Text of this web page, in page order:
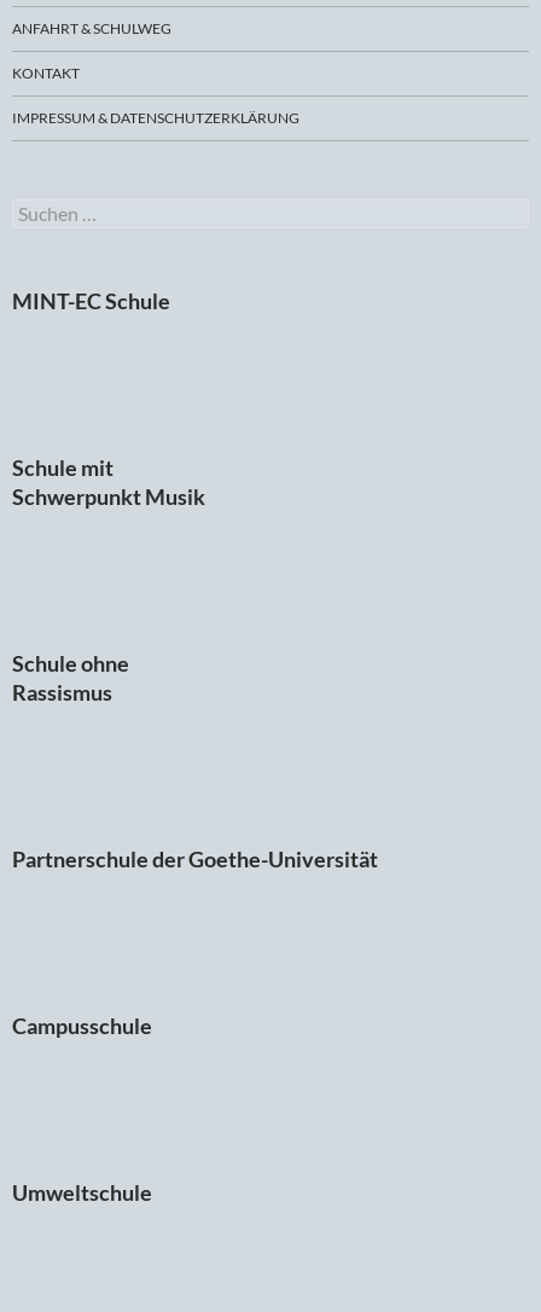
ANFAHRT & SCHULWEG
KONTAKT
IMPRESSUM & DATENSCHUTZERKLÄRUNG
Suchen
MINT-EC Schule
Schule mit
Schwerpunkt Musik
Schule ohne
Rassismus
Partnerschule der Goethe-Universität
Campusschule
Umweltschule